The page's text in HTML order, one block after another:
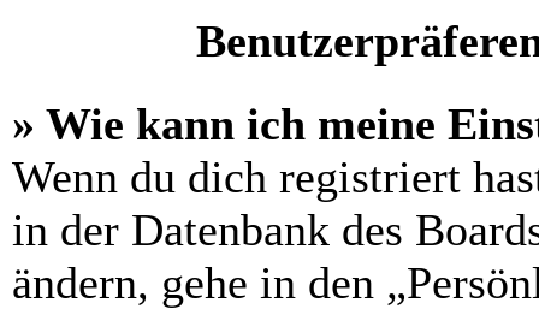
» Wie kann ich meine
Wenn du dich registriert
in der Datenbank des
ändern, gehe in den